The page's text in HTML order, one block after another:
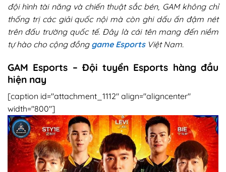
đội hình tài năng và chiến thuật sắc bén, GAM không chỉ
thống trị các giải quốc nội mà còn ghi dấu ấn đậm nét
trên đấu trường quốc tế. Đây là cái tên mang đến niềm
tự hào cho cộng đồng game EsportsViệt Nam.
GAM Esports – Đội tuyển Esports hàng đầu
hiện nay
[caption id="attachment_1112" align="aligncenter"
width="800"]